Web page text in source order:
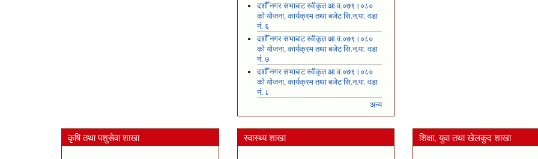
दशौँ नगर सभाबाट स्वीकृत आ.व.०७९।०८०
को योजना, कार्यक्रम तथा बजेट सि.न.पा. वडा
नं. ६
दशौँ नगर सभाबाट स्वीकृत आ.व.०७९।०८०
को योजना, कार्यक्रम तथा बजेट सि.न.पा. वडा
नं. ७
दशौँ नगर सभाबाट स्वीकृत आ.व.०७९।०८०
को योजना, कार्यक्रम तथा बजेट सि.न.पा. वडा
नं. ८
अन्य
कृषि तथा पशुसेवा शाखा स्वास्थ्य शाखा शिक्षा, युवा तथा खेलकुद शाखा